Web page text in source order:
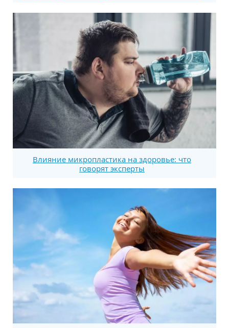
Влияние микропластика на здоровье: что
говорят эксперты